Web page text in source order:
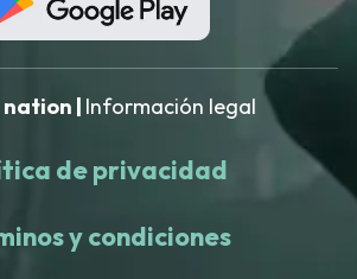
| Información legal
de privacidad
y condiciones